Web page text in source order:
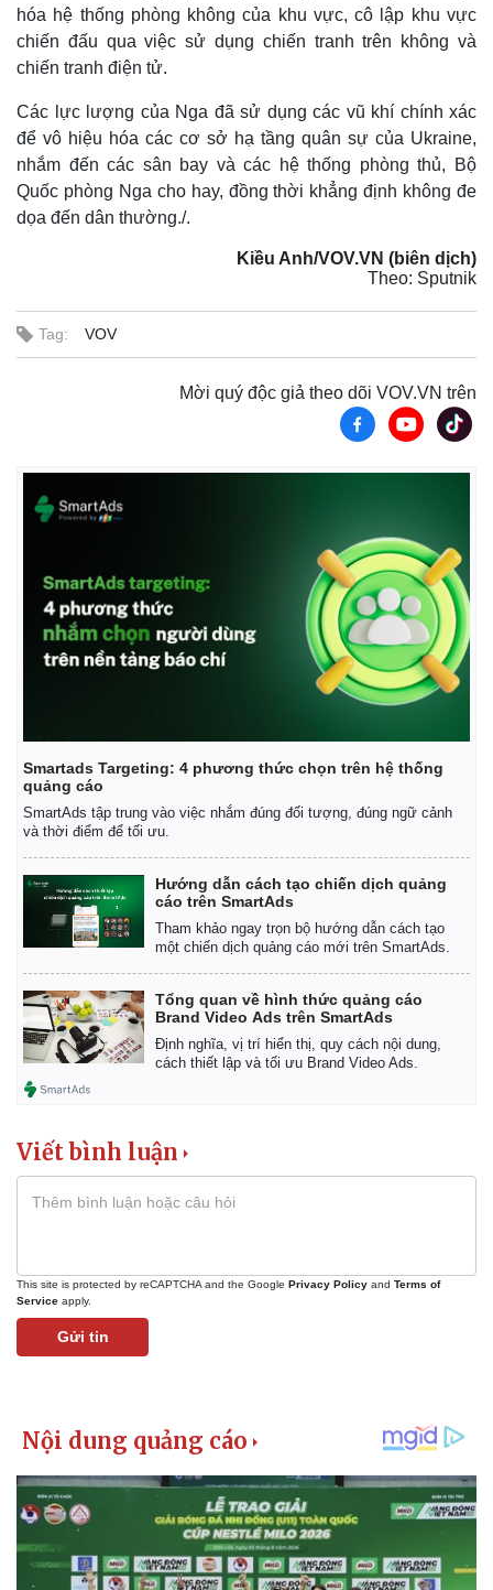
Hồ sơ
Multimedia
E-Magazine
hóa hệ thống phòng không của khu vực, cô lập khu vực
chiến đấu qua việc sử dụng chiến tranh trên không và
chiến tranh điện tử.
Các lực lượng của Nga đã sử dụng các vũ khí chính xác
để vô hiệu hóa các cơ sở hạ tầng quân sự của Ukraine,
nhắm đến các sân bay và các hệ thống phòng thủ, Bộ
Quốc phòng Nga cho hay, đồng thời khẳng định không đe
dọa đến dân thường./.
Kiều Anh/VOV.VN (biên dịch)
Theo: Sputnik
Tag: VOV
Mời quý độc giả theo dõi VOV.VN trên
Smartads Targeting: 4 phương thức chọn trên hệ thống
quảng cáo
SmartAds tập trung vào việc nhắm đúng đối tượng, đúng ngữ cảnh
và thời điểm để tối ưu.
Hướng dẫn cách tạo chiến dịch quảng
cáo trên SmartAds
Tham khảo ngay trọn bộ hướng dẫn cách tạo
một chiến dịch quảng cáo mới trên SmartAds.
Tổng quan về hình thức quảng cáo
Brand Video Ads trên SmartAds
Định nghĩa, vị trí hiển thị, quy cách nội dung,
cách thiết lập và tối ưu Brand Video Ads.
Viết bình luận
This site is protected by reCAPTCHA and the Google Privacy Policy and Terms of
Service apply.
Gửi tin